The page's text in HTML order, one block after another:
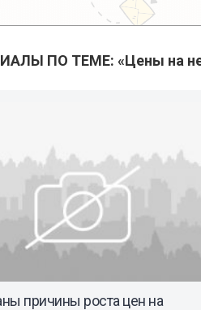
ПО ТЕМЕ: «Цены на
причины роста цен на